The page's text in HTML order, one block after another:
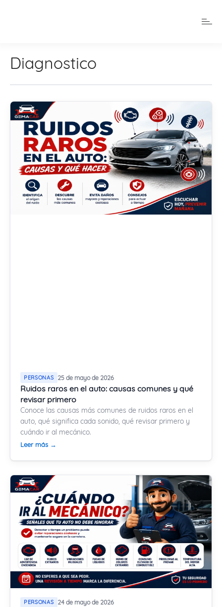
Diagnostico
PERSONAS 25 de mayo de 2026
Ruidos raros en el auto: causas comunes y qué
revisar primero
Conoce las causas más comunes de ruidos raros en el
auto, qué significa cada sonido, qué revisar primero y
cuándo ir al mecánico.
Leer más →
PERSONAS 24 de mayo de 2026